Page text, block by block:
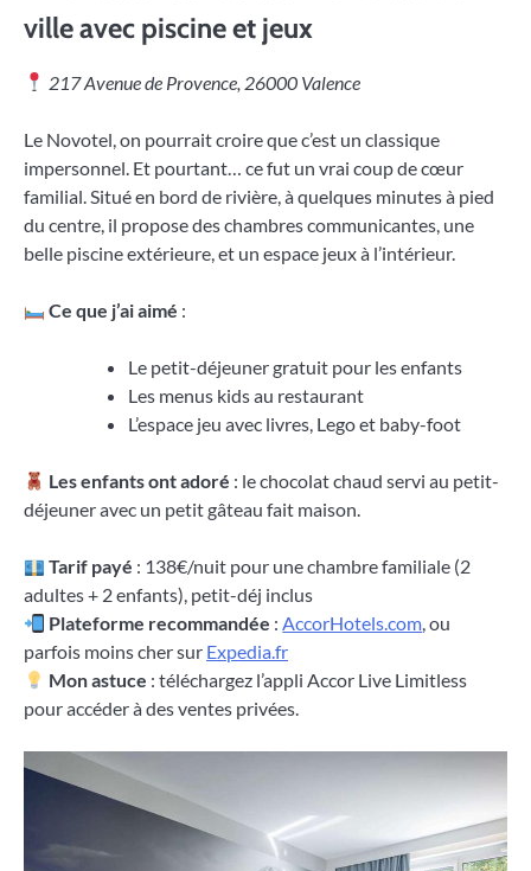
ville avec piscine et jeux
217 Avenue de Provence, 26000 Valence
Le Novotel, on pourrait croire que c’est un classique
impersonnel. Et pourtant… ce fut un vrai coup de cœur
familial. Situé en bord de rivière, à quelques minutes à pied
du centre, il propose des chambres communicantes, une
belle piscine extérieure, et un espace jeux à l’intérieur.
Ce que j’ai aimé :
Le petit-déjeuner gratuit pour les enfants
Les menus kids au restaurant
L’espace jeu avec livres, Lego et baby-foot
Les enfants ont adoré : le chocolat chaud servi au petit-
déjeuner avec un petit gâteau fait maison.
Tarif payé : 138€/nuit pour une chambre familiale (2
adultes + 2 enfants), petit-déj inclus
Plateforme recommandée :AccorHotels.com, ou
parfois moins cher sur Expedia.fr
Mon astuce : téléchargez l’appli Accor Live Limitless
pour accéder à des ventes privées.